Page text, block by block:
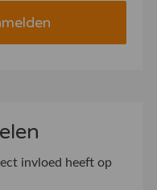
invloed heeft op